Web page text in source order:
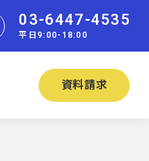
03-6447-4535
平日9:00-18:00
資料請求